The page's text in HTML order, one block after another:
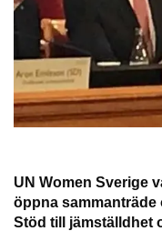
UN Women Sverige
öppna
Stöd till jämställdhet